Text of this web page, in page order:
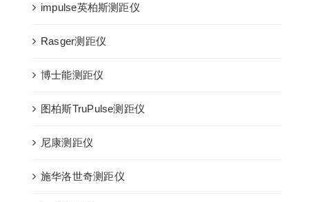
impulse英柏斯测距仪
Rasger测距仪
博士能测距仪
图柏斯TruPulse测距仪
尼康测距仪
施华洛世奇测距仪